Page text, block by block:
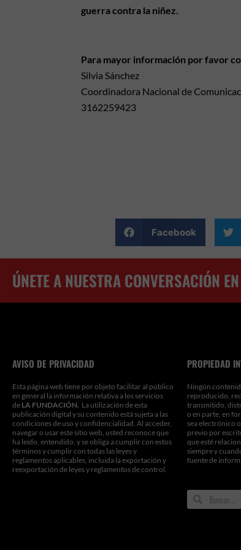
guerra contra la niñez.
Para mayor información por favor
Silvia Sánchez
Coordinadora Nacional de
3162259423
Facebook
ÚNETE A NUESTRA CONVERSACIÓN
AVISO DE PRIVACIDAD
Esta página web tiene por objeto facilitar al público
en general la información relativa a los servicios
de LA FUNDACIÓN. La utilización de esta
publicación digital y su contenido está sujeta a las
condiciones de uso y confidencialidad. Al acceder,
navegar o usar este sitio web, usted reconoce que
ha leído, entendido, y se obliga a cumplir con estos
términos y cumplir con todas las leyes y
reglamentos aplicables, incluida la exportación y
reexportación de leyes y reglamentos de control.
PROPIEDAD
Ningún
reproducido,
transmitido,
o en parte, en
sea electrónico
previo por
que esté
siempre y
fuente de
SearchSearch